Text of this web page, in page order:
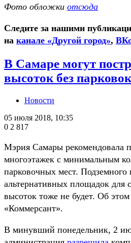
Фото обложки отсюда
Следите за нашими
на канале «Другой город»,
В Самаре могут
высоток без парковок
Новости
05 июля 2018, 10:35
0 2 817
Мэрия Самары рекомендовала
многоэтажек с минимальным
парковочных мест. Подземного
альтернативных площадок для
высоток тоже не будет. Об этом
«Коммерсант».
В минувший понедельник, 2